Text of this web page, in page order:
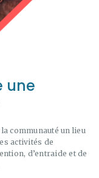
une
communauté un lieu
activités de
d’entraide et de